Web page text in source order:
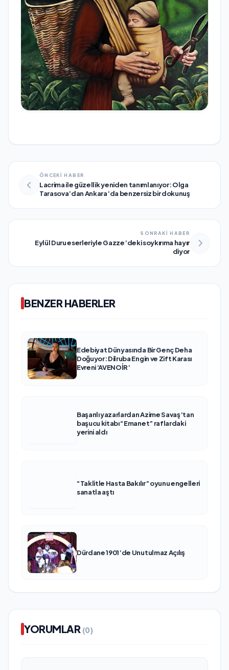
ÖNCEKİ HABER
Lacrima ile güzellik yeniden tanımlanıyor: Olga
Tarasova’dan Ankara’da benzersiz bir dokunuş
SONRAKİ HABER
Eylül Duru eserleriyle Gazze’deki soykırıma hayır
diyor
BENZER HABERLER
Edebiyat Dünyasında Bir Genç Deha
Doğuyor: Dilruba Engin ve Zift Karası
Evreni ‘AVENOİR’
Başarılı yazarlardan Azime Savaş’tan
başucu kitabı “Emanet” raflardaki
yerini aldı
“Taklitle Hasta Bakılır” oyunu engelleri
sanatla aştı
Dürdane 1901’de Unutulmaz Açılış
YORUMLAR (0)